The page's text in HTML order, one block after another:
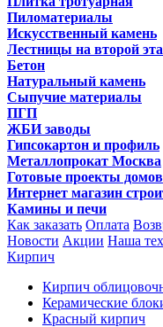
Пиломатериалы
Искусственный камень
Лестницы на второй
Бетон
Натуральный камень
Сыпучие материалы
ПГП
ЖБИ заводы
Гипсокартон и профиль
Металлопрокат Москва
Готовые проекты домов
Интернет магазин
Камины и печи
Как заказать Оплата
Новости Акции Наша
Кирпич
Кирпич
Керамические
Красный кирпич